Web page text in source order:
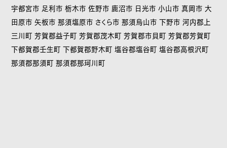
宇都宮市 足利市 栃木市 佐野市 鹿沼市 日光市 小山市 真岡市 大
田原市 矢板市 那須塩原市 さくら市 那須烏山市 下野市 河内郡上
三川町 芳賀郡益子町 芳賀郡茂木町 芳賀郡市貝町 芳賀郡芳賀町
下都賀郡壬生町 下都賀郡野木町 塩谷郡塩谷町 塩谷郡高根沢町
那須郡那須町 那須郡那珂川町